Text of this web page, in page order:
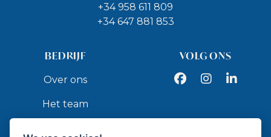
+34 958 611 809
+34 647 881 853
BEDRIJF
Over ons
Het team
VOLG ONS
FacebookInstagramLinkedIn